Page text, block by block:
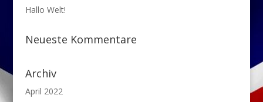
Hallo Welt!
Neueste Kommentare
Archiv
April 2022